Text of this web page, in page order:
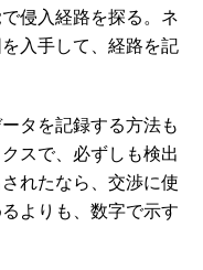
侵入経路を探る。ネ
入手して、経路を記
タを記録する方法も
スで、必ずしも検出
れたなら、交渉に使
よりも、数字で示す